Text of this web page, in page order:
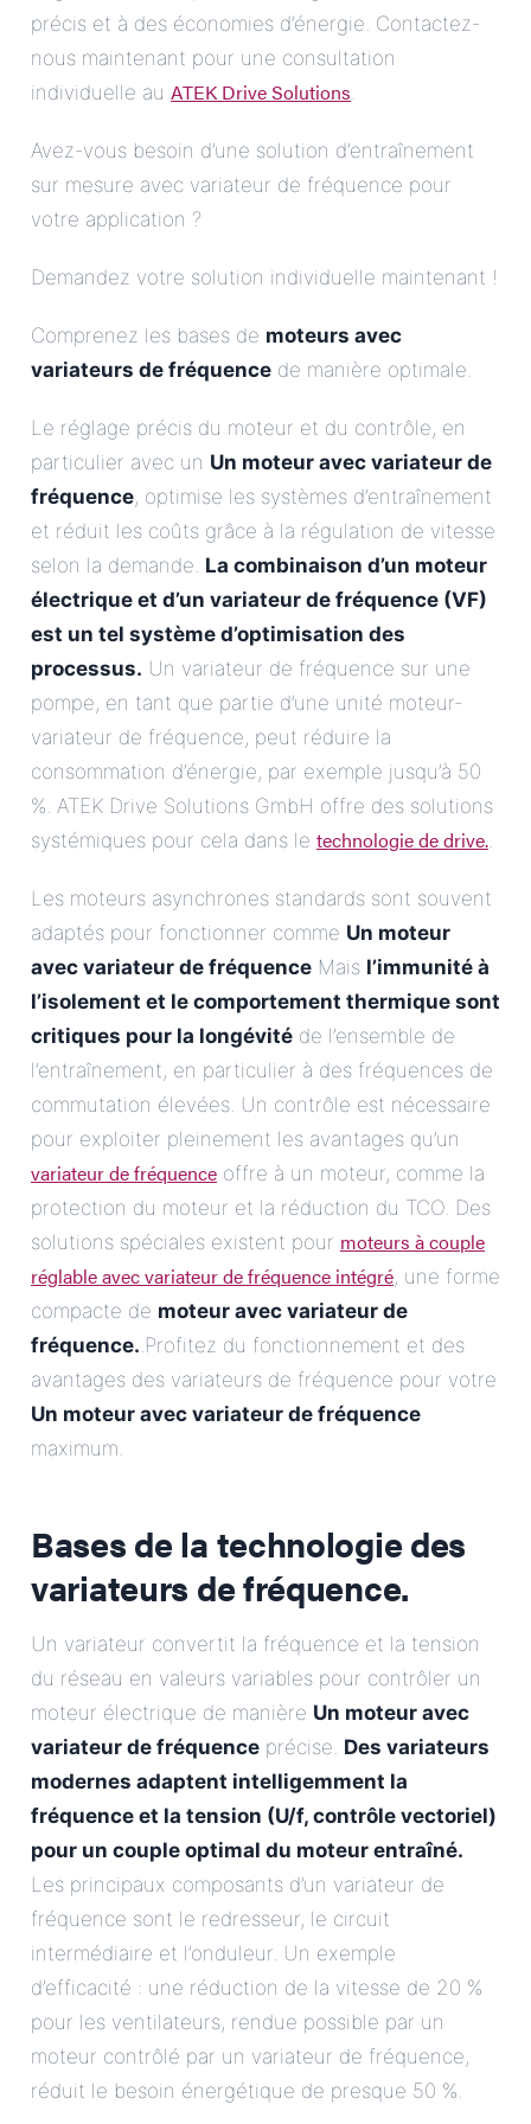
précis et à des économies d’énergie. Contactez-
nous maintenant pour une consultation
individuelle au ATEK Drive Solutions.
Avez-vous besoin d’une solution d’entraînement
sur mesure avec variateur de fréquence pour
votre application ?
Demandez votre solution individuelle maintenant !
Comprenez les bases de moteurs avec
variateurs de fréquence de manière optimale.
Le réglage précis du moteur et du contrôle, en
particulier avec un Un moteur avec variateur de
fréquence, optimise les systèmes d’entraînement
et réduit les coûts grâce à la régulation de vitesse
selon la demande. La combinaison d’un moteur
électrique et d’un variateur de fréquence (VF)
est un tel système d’optimisation des
processus. Un variateur de fréquence sur une
pompe, en tant que partie d’une unité moteur-
variateur de fréquence, peut réduire la
consommation d’énergie, par exemple jusqu’à 50
%. ATEK Drive Solutions GmbH offre des solutions
systémiques pour cela dans le technologie de drive..
Les moteurs asynchrones standards sont souvent
adaptés pour fonctionner comme Un moteur
avec variateur de fréquence Mais l’immunité à
l’isolement et le comportement thermique sont
critiques pour la longévité de l’ensemble de
l’entraînement, en particulier à des fréquences de
commutation élevées. Un contrôle est nécessaire
pour exploiter pleinement les avantages qu’un
variateur de fréquence offre à un moteur, comme la
protection du moteur et la réduction du TCO. Des
solutions spéciales existent pour moteurs à couple
réglable avec variateur de fréquence intégré, une forme
compacte de moteur avec variateur de
fréquence..Profitez du fonctionnement et des
avantages des variateurs de fréquence pour votre
Un moteur avec variateur de fréquence
maximum.
Bases de la technologie des
variateurs de fréquence.
Un variateur convertit la fréquence et la tension
du réseau en valeurs variables pour contrôler un
moteur électrique de manière Un moteur avec
variateur de fréquence précise. Des variateurs
modernes adaptent intelligemment la
fréquence et la tension (U/f, contrôle vectoriel)
pour un couple optimal du moteur entraîné.
Les principaux composants d’un variateur de
fréquence sont le redresseur, le circuit
intermédiaire et l’onduleur. Un exemple
d’efficacité : une réduction de la vitesse de 20 %
pour les ventilateurs, rendue possible par un
moteur contrôlé par un variateur de fréquence,
réduit le besoin énergétique de presque 50 %.